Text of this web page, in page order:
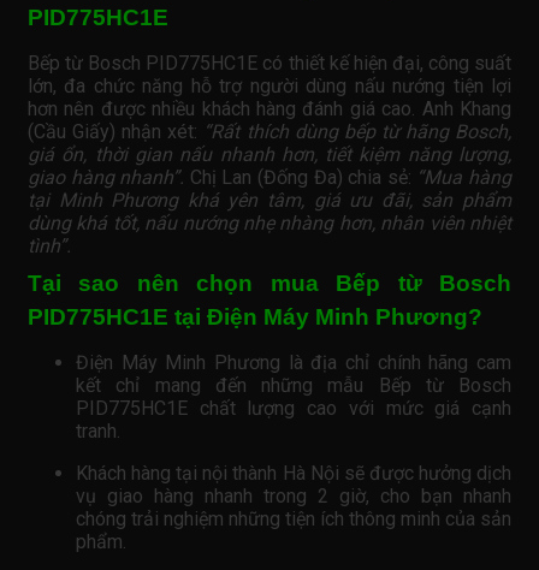
PID775HC1E
Bếp từ Bosch PID775HC1E có thiết kế hiện đại, công suất
lớn, đa chức năng hỗ trợ người dùng nấu nướng tiện lợi
hơn nên được nhiều khách hàng đánh giá cao. Anh Khang
(Cầu Giấy) nhận xét: “Rất thích dùng bếp từ hãng Bosch,
giá ổn, thời gian nấu nhanh hơn, tiết kiệm năng lượng,
giao hàng nhanh”. Chị Lan (Đống Đa) chia sẻ: “Mua hàng
tại Minh Phương khá yên tâm, giá ưu đãi, sản phẩm
dùng khá tốt, nấu nướng nhẹ nhàng hơn, nhân viên nhiệt
tình”.
Tại sao nên chọn mua Bếp từ Bosch
PID775HC1E tại Điện Máy Minh Phương?
Điện Máy Minh Phương là địa chỉ chính hãng cam
kết chỉ mang đến những mẫu Bếp từ Bosch
PID775HC1E chất lượng cao với mức giá cạnh
tranh.
Khách hàng tại nội thành Hà Nội sẽ được hưởng dịch
vụ giao hàng nhanh trong 2 giờ, cho bạn nhanh
chóng trải nghiệm những tiện ích thông minh của sản
phẩm.